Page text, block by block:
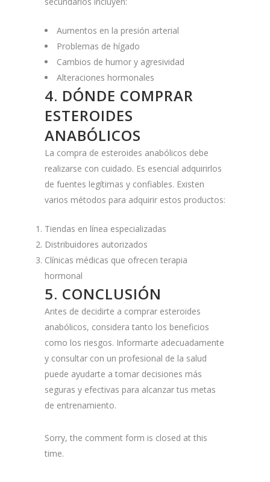
Aumentos en la presión arterial
Problemas de hígado
Cambios de humor y agresividad
Alteraciones hormonales
4. DÓNDE COMPRAR
ESTEROIDES
ANABÓLICOS
La compra de esteroides anabólicos debe
realizarse con cuidado. Es esencial adquirirlos
de fuentes legítimas y confiables. Existen
varios métodos para adquirir estos productos:
Tiendas en línea especializadas
Distribuidores autorizados
Clínicas médicas que ofrecen terapia
hormonal
5. CONCLUSIÓN
Antes de decidirte a comprar esteroides
anabólicos, considera tanto los beneficios
como los riesgos. Informarte adecuadamente
y consultar con un profesional de la salud
puede ayudarte a tomar decisiones más
seguras y efectivas para alcanzar tus metas
de entrenamiento.
Sorry, the comment form is closed at this
time.